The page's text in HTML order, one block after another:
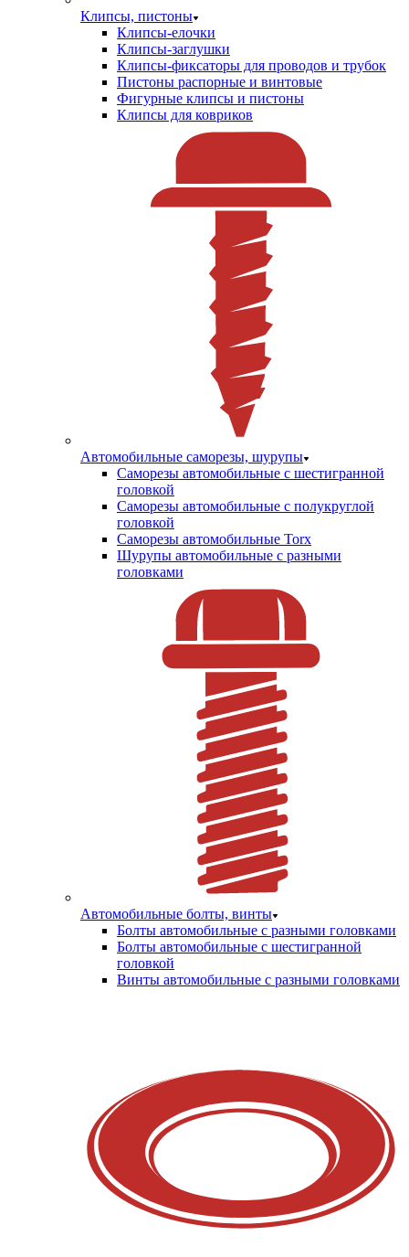
Клипсы, пистоны
Клипсы-елочки
Клипсы-заглушки
Клипсы-фиксаторы для проводов и трубок
Пистоны распорные и винтовые
Фигурные клипсы и пистоны
Клипсы для ковриков
Автомобильные саморезы, шурупы
Саморезы автомобильные с шестигранной
головкой
Саморезы автомобильные с полукруглой
головкой
Саморезы автомобильные Torx
Шурупы автомобильные с разными
головками
Автомобильные болты, винты
Болты автомобильные с разными головками
Болты автомобильные с шестигранной
головкой
Винты автомобильные с разными головками